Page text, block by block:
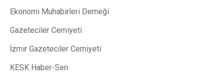
Ekonomi Muhabirleri Derneği
Gazeteciler Cemiyeti
İzmir Gazeteciler Cemiyeti
KESK Haber-Sen